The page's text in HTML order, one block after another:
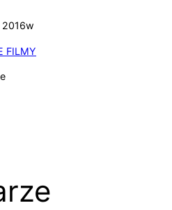
w
FILMY